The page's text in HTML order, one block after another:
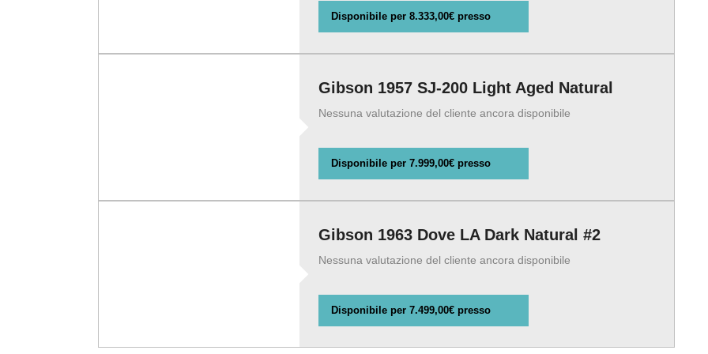
Disponibile per 8.333,00€ presso
Gibson 1957 SJ-200 Light Aged Natural
Nessuna valutazione del cliente ancora disponibile
Disponibile per 7.999,00€ presso
Gibson 1963 Dove LA Dark Natural #2
Nessuna valutazione del cliente ancora disponibile
Disponibile per 7.499,00€ presso